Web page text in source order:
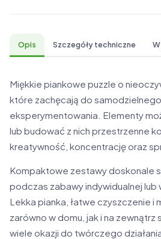
Opis Szczegóły techniczne
Miękkie piankowe puzzle o
które zachęcają do
eksperymentowania. Elementy
lub budować z nich przestrzenne
kreatywność, koncentrację oraz
Kompaktowe zestawy doskonale
podczas zabawy indywidualnej lub
Lekka pianka, łatwe czyszczenie i
zarówno w domu, jak i na zewnątrz
wiele okazji do twórczego